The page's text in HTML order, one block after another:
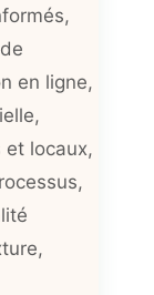
,
en ligne,
,
et locaux,
,
,